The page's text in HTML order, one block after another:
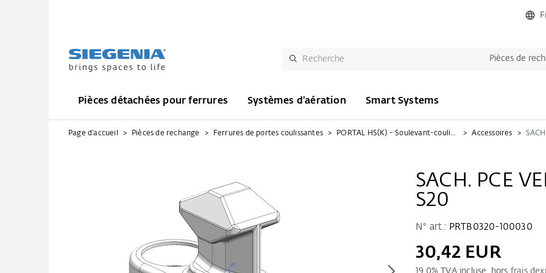
Pièces de
Pièces détachées pour ferrures Systèmes d’aération Smart Systems
Page d'accueil Pièces de rechange Ferrures de portes coulissantes PORTAL HS(K) - Soulevant-coulissant Accessoires
SACH. PCE
S20
N° art.: PRTB0320-100030
30,42 EUR
19.0% TVA incluse, hors frais